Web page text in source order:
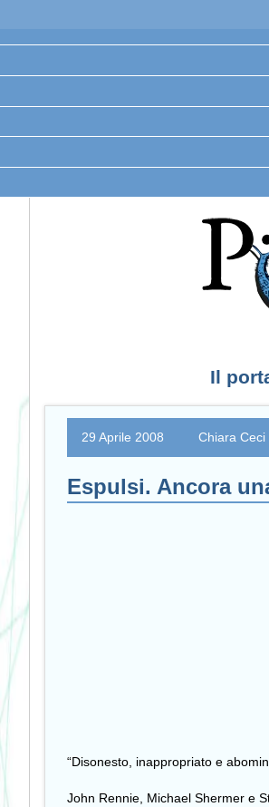
Il
29 Aprile 2008 Chiara Ceci
Espulsi. Ancora
“Disonesto, inappropriato e
John Rennie, Michael Shermer e